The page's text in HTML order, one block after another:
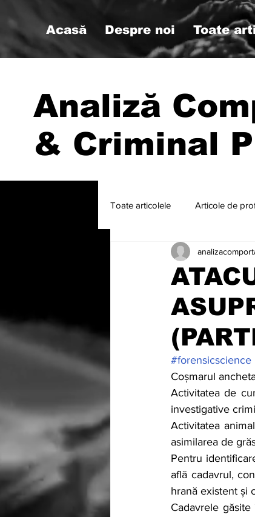
Acasă Despre noi Toate
Analiză
& Criminal
Toate articolele Articole de
#psihologiemilitara
#forensicscience
Coșmarul
Activitatea de
investigative
Activitatea
asimilarea de
Pentru
află cadavrul,
hrană existent și
Cadavrele